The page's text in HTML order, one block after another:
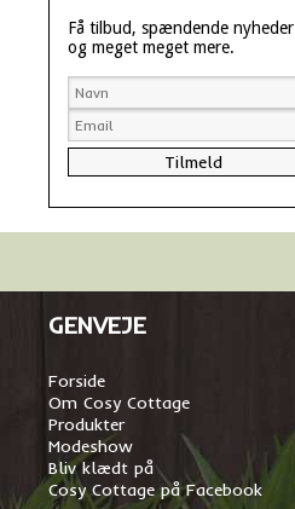
Få tilbud, spændende nyheder
og meget meget mere.
GENVEJE
Forside
Om Cosy Cottage
Produkter
Modeshow
Bliv klædt på
Cosy Cottage på Facebook